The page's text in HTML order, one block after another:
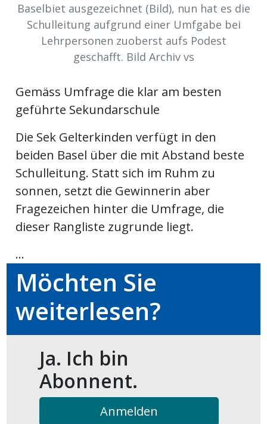
Baselbiet ausgezeichnet (Bild), nun hat es die
Schulleitung aufgrund einer Umfgabe bei
Lehrpersonen zuoberst aufs Podest
geschafft. Bild Archiv vs
Gemäss Umfrage die klar am besten
geführte Sekundarschule
Die Sek Gelterkinden verfügt in den
beiden Basel über die mit Abstand beste
Schulleitung. Statt sich im Ruhm zu
sonnen, setzt die Gewinnerin aber
Fragezeichen hinter die Umfrage, die
dieser Rangliste zugrunde liegt.
...
Möchten Sie
weiterlesen?
Ja. Ich bin
Abonnent.
Anmelden